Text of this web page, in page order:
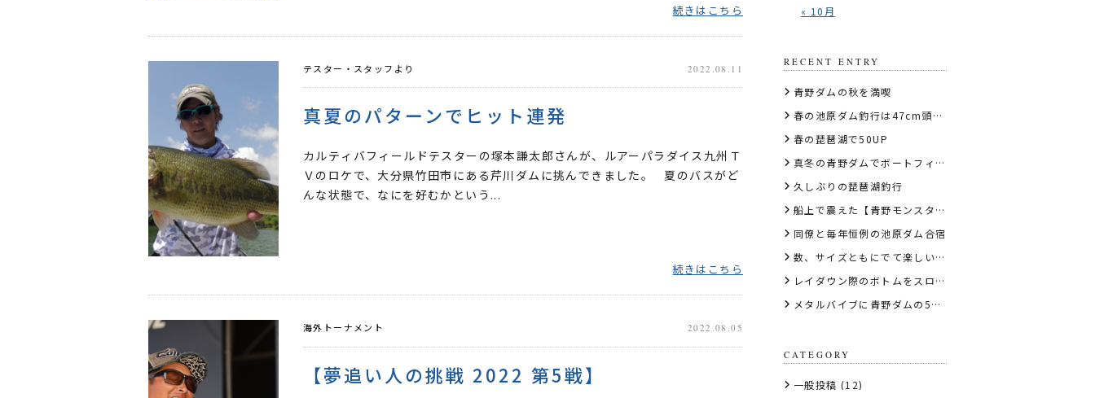
続きはこちら
テスター・スタッフより 2022.08.11
真夏のパターンでヒット連発
カルティバフィールドテスターの塚本謙太郎さんが、ルアーパラダイス九州Ｔ
Ｖのロケで、大分県竹田市にある芹川ダムに挑んできました。 夏のバスがど
んな状態で、なにを好むかという...
続きはこちら
海外トーナメント 2022.08.05
【夢追い人の挑戦 2022 第5戦】
« 10月
RECENT ENTRY
青野ダムの秋を満喫
春の池原ダム釣行は47cm頭に数釣り
春の琵琶湖で50UP
真冬の青野ダムでボートフィッシング
久しぶりの琵琶湖釣行
船上で震えた【青野モンスター】
同僚と毎年恒例の池原ダム合宿
数、サイズともにでて楽しい 真夏の七色ダム
レイダウン際のボトムをスローに誘い48cm【京都・日吉ダム】
メタルバイブに青野ダムの50UPが降臨
CATEGORY
一般投稿 (12)